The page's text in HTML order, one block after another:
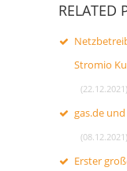
RELATED
Stromio
(22.12.2021)
gas.de
(08.12.2021)
Erster